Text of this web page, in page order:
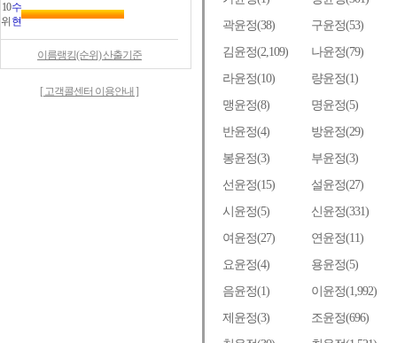
10
위
수
현
이름랭킹(순위) 산출기준
[ 고객콜센터 이용안내 ]